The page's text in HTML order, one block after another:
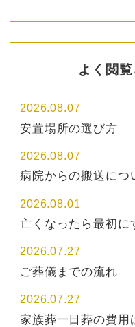
よく閲
2026.08.07
安置場所の選び方
2026.08.07
病院からの搬送につ
2026.08.01
亡くなったら最初に
2026.07.27
ご葬儀までの流れ
2026.07.27
家族葬一日葬の費用